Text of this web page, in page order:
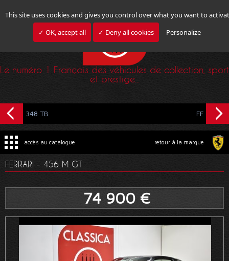
This site uses cookies and gives you control over what you want to
✓ OK, accept all
✓ Deny all cookies Personalize
Le numéro 1 Français des véhicules de collection, sport
et prestige...
348 TB
accès au catalogue retour à la marque
FF
FERRARI - 456 M GT
74 900 €